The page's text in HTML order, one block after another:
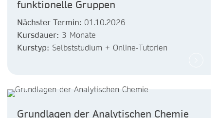
funktionelle Gruppen
Nächster Termin: 01.10.2026
Kursdauer: 3 Monate
Kurstyp: Selbststudium + Online-Tutorien
Grundlagen der Analytischen Chemie